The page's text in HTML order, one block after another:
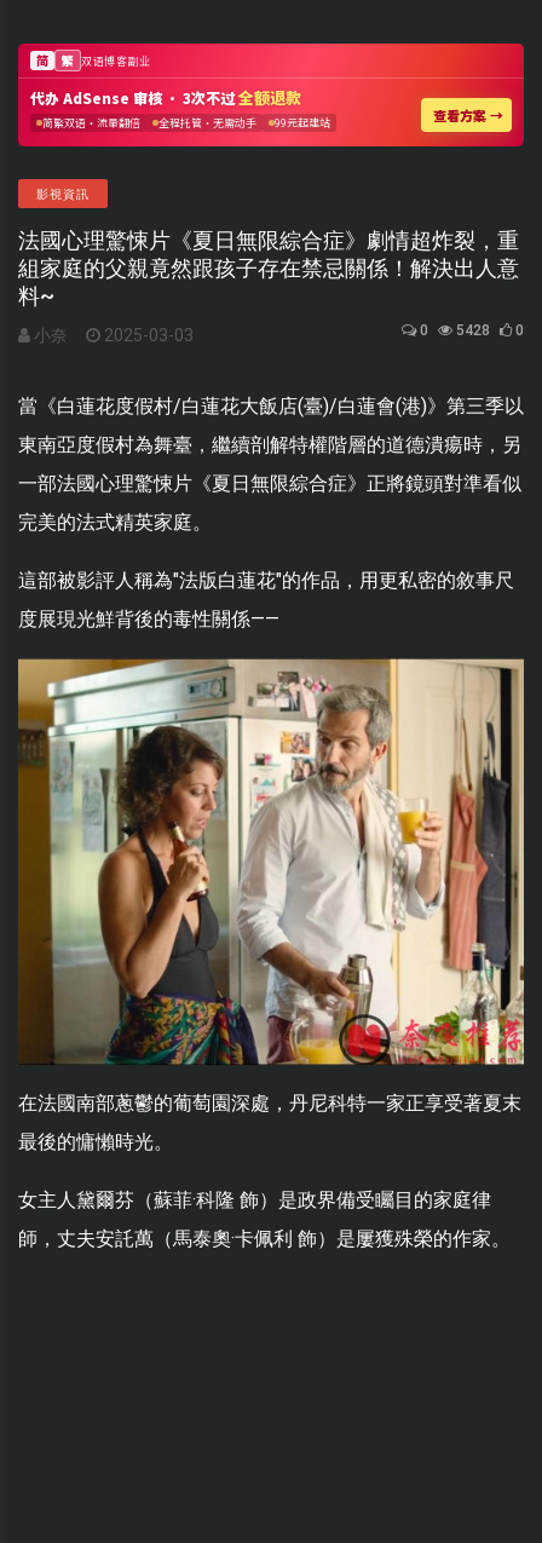
影視資訊
法國心理驚悚片《夏日無限綜合症》劇情超炸裂，重
組家庭的父親竟然跟孩子存在禁忌關係！解決出人意
料~
小奈 2025-03-03 0 5428 0
當《白蓮花度假村/白蓮花大飯店(臺)/白蓮會(港)》第三季以
東南亞度假村為舞臺，繼續剖解特權階層的道德潰瘍時，另
一部法國心理驚悚片《夏日無限綜合症》正將鏡頭對準看似
完美的法式精英家庭。
這部被影評人稱為"法版白蓮花"的作品，用更私密的敘事尺
度展現光鮮背後的毒性關係——
在法國南部蔥鬱的葡萄園深處，丹尼科特一家正享受著夏末
最後的慵懶時光。
女主人黛爾芬（蘇菲·科隆 飾）是政界備受矚目的家庭律
師，丈夫安託萬（馬泰奧·卡佩利 飾）是屢獲殊榮的作家。